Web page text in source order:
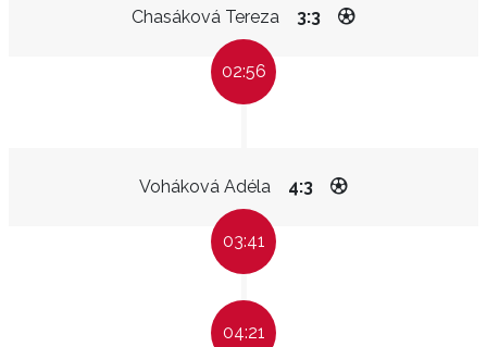
Chasáková Tereza 3:3
02:56
Voháková Adéla 4:3
03:41
04:21